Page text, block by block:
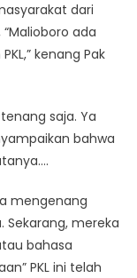
dari
ada
kenang Pak
saja. Ya
bahwa
mengenang
Sekarang, mereka
bahasa
PKL ini telah